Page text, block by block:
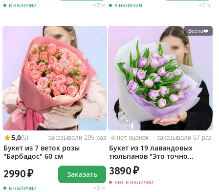
в наличии 2 ч. в наличии 2 ч.
5,0(5) заказывали 195 раз
Букет из 7 веток розы
"Барбадос" 60 см
2990
в наличии 2 ч.
Заказать
Весна❤️
нет оценок заказывали 57 раз
Букет из 19 лавандовых
тюльпанов "Это точно
любовь!"
3890
нет в наличии